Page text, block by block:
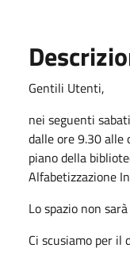
Gentili Utenti,
nei seguenti
dalle ore 9.30 alle
piano della
Alfabetizzazione
Lo spazio non
Ci scusiamo per il